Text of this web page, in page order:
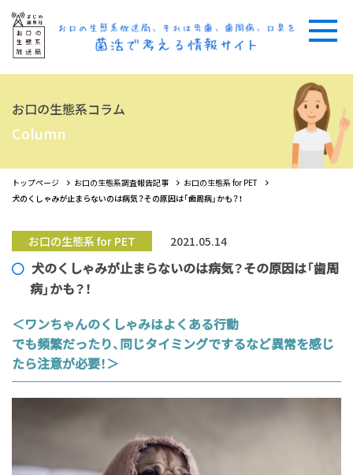
お口の生態系コラム
Column
トップページ お口の生態系調査報告記事
お口の生態系 for PET
犬のくしゃみが止まらないのは病気？その原因は「歯周病」かも？！
犬のくしゃみが止まらないのは病気？その原因は「歯周
病」かも？！
お口の生態系 for PET 2021.05.14
＜ワンちゃんのくしゃみはよくある行動
でも頻繁だったり、同じタイミングでするなど異常を感じ
たら注意が必要！＞